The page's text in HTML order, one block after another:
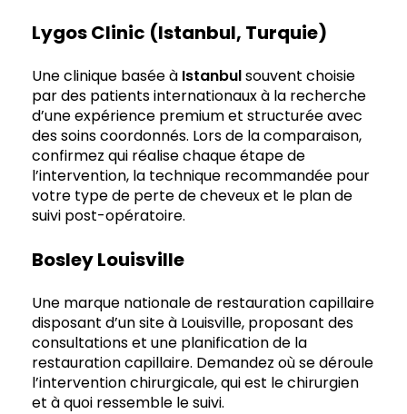
Lygos Clinic (Istanbul, Turquie)
Une clinique basée à Istanbulsouvent choisie
par des patients internationaux à la recherche
d’une expérience premium et structurée avec
des soins coordonnés. Lors de la comparaison,
confirmez qui réalise chaque étape de
l’intervention, la technique recommandée pour
votre type de perte de cheveux et le plan de
suivi post-opératoire.
Bosley Louisville
Une marque nationale de restauration capillaire
disposant d’un site à Louisville, proposant des
consultations et une planification de la
restauration capillaire. Demandez où se déroule
l’intervention chirurgicale, qui est le chirurgien
et à quoi ressemble le suivi.